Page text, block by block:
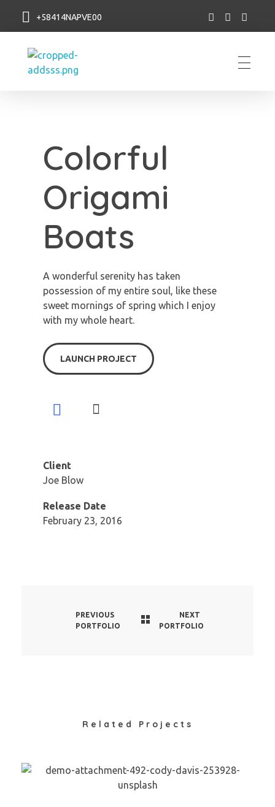
+58414NAPVE00
Colorful
Origami
Boats
A wonderful serenity has taken
possession of my entire soul, like these
sweet mornings of spring which I enjoy
with my whole heart.
LAUNCH PROJECT
Client
Joe Blow
Release Date
February 23, 2016
PREVIOUS
PORTFOLIO
NEXT
PORTFOLIO
Related Projects